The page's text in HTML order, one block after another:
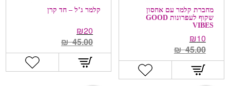
קלמר ג’ל – חד קרן
20
₪
45.00
₪
מחברת קלמר עם אחסון
שקוף לעפרונות GOOD
VIBES
10
₪
45.00
₪